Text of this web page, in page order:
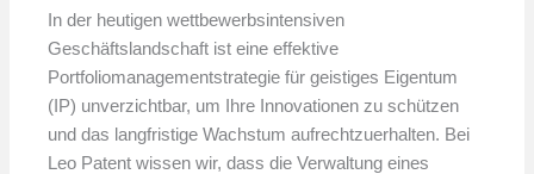
In der heutigen wettbewerbsintensiven
Geschäftslandschaft ist eine effektive
Portfoliomanagementstrategie für geistiges Eigentum
(IP) unverzichtbar, um Ihre Innovationen zu schützen
und das langfristige Wachstum aufrechtzuerhalten. Bei
Leo Patent wissen wir, dass die Verwaltung eines